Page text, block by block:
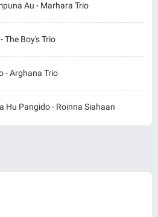
Au - Marhara Trio
The Boy's Trio
- Arghana Trio
Hu Pangido - Roinna Siahaan